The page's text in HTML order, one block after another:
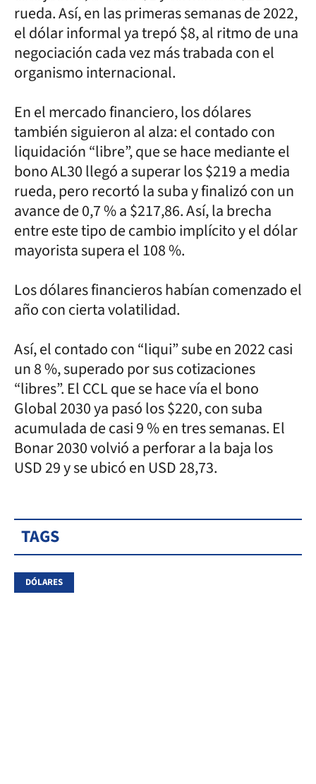
rueda. Así, en las primeras semanas de 2022,
el dólar informal ya trepó $8, al ritmo de una
negociación cada vez más trabada con el
organismo internacional.
En el mercado financiero, los dólares
también siguieron al alza: el contado con
liquidación “libre”, que se hace mediante el
bono AL30 llegó a superar los $219 a media
rueda, pero recortó la suba y finalizó con un
avance de 0,7 % a $217,86. Así, la brecha
entre este tipo de cambio implícito y el dólar
mayorista supera el 108 %.
Los dólares financieros habían comenzado el
año con cierta volatilidad.
Así, el contado con “liqui” sube en 2022 casi
un 8 %, superado por sus cotizaciones
“libres”. El CCL que se hace vía el bono
Global 2030 ya pasó los $220, con suba
acumulada de casi 9 % en tres semanas. El
Bonar 2030 volvió a perforar a la baja los
USD 29 y se ubicó en USD 28,73.
TAGS
DÓLARES